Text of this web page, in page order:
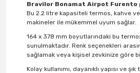
Bravilor Bonamat Airpot Furento
Bu 2.2 litre kapasiteli termos, kahve
makineler ile mükemmel uyum sağlar.
164 x 378 mm boyutlarındaki bu
sunulmaktadır. Renk seçenekleri
sağlamak veya kişisel zevkinize göre
Kolay kullanımı, dayanıklı yapısı